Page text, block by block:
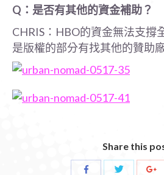
Q ：是否有其他的資金補助？
CHRIS：HBO的資金無法支撐
是版權的部分有找其他的贊助
Share this
Share
Share